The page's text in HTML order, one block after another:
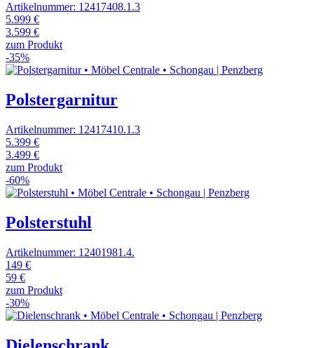
Artikelnummer: 12417408.1.3
5.999 €
3.599 €
zum Produkt
-35%
Polstergarnitur
Artikelnummer: 12417410.1.3
5.399 €
3.499 €
zum Produkt
-60%
Polsterstuhl
Artikelnummer: 12401981.4.
149 €
59 €
zum Produkt
-30%